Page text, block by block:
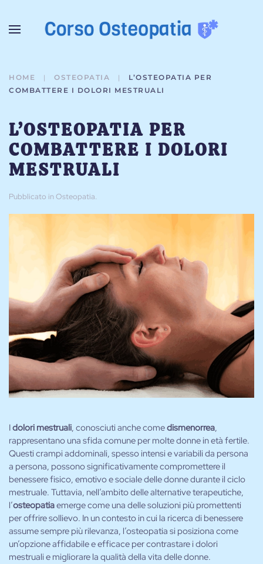
Passa al contenuto principale
HOME OSTEOPATIA
L’OSTEOPATIA PER
COMBATTERE I DOLORI MESTRUALI
L’OSTEOPATIA PER
COMBATTERE I DOLORI
MESTRUALI
Pubblicato inOsteopatia.
Idolori mestruali, conosciuti anche comedismenorrea,
rappresentano una sfida comune per molte donne in età fertile.
Questi crampi addominali, spesso intensi e variabili da persona
a persona, possono significativamente compromettere il
benessere fisico, emotivo e sociale delle donne durante il ciclo
mestruale. Tuttavia, nell’ambito delle alternative terapeutiche,
l’osteopatiaemerge come una delle soluzioni più promettenti
per offrire sollievo. In un contesto in cui la ricerca di benessere
assume sempre più rilevanza, l’osteopatia si posiziona come
un’opzione affidabile e efficace per contrastare i dolori
mestruali e migliorare la qualità della vita delle donne.